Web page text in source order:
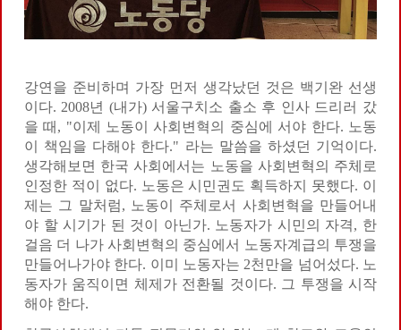
강연을 준비하며 가장 먼저 생각났던 것은 백기완 선생
이다. 2008년 (내가) 서울구치소 출소 후 인사 드리러 갔
을 때, "이제 노동이 사회변혁의 중심에 서야 한다. 노동
이 책임을 다해야 한다." 라는 말씀을 하셨던 기억이다.
생각해보면 한국 사회에서는 노동을 사회변혁의 주체로
인정한 적이 없다. 노동은 시민권도 획득하지 못했다. 이
제는 그 말처럼, 노동이 주체로서 사회변혁을 만들어내
야 할 시기가 된 것이 아닌가. 노동자가 시민의 자격, 한
걸음 더 나가 사회변혁의 중심에서 노동자계급의 투쟁을
만들어나가야 한다. 이미 노동자는 2천만을 넘어섰다. 노
동자가 움직이면 체제가 전환될 것이다. 그 투쟁을 시작
해야 한다.